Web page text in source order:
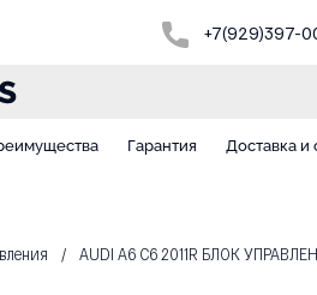
+7(929)397-
Гарантия Доставка и
AUDI A6 C6 2011R БЛОК